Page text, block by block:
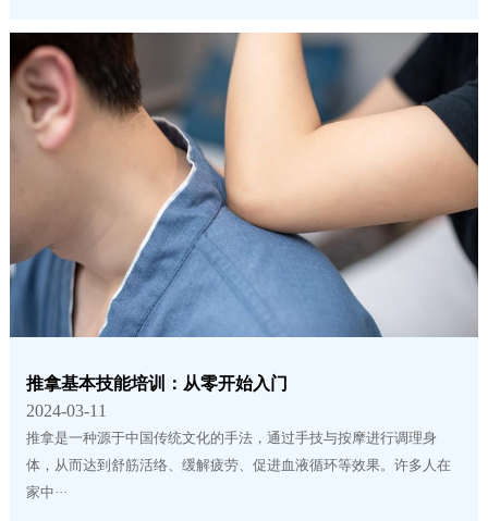
推拿基本技能培训：从零开始入门
2024-03-11
推拿是一种源于中国传统文化的手法，通过手技与按摩进行调理身
体，从而达到舒筋活络、缓解疲劳、促进血液循环等效果。许多人在
家中···